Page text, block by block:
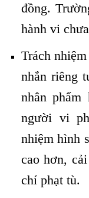
đồng.
hành vi
Trách
nhắn riêng
nhân
người vi
nhiệm hình
cao hơn,
chí phạt tù.